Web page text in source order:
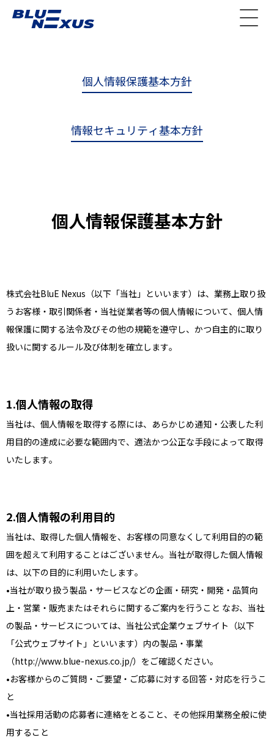
個人情報保護基本方針
情報セキュリティ基本方針
個人情報保護基本方針
株式会社BluE Nexus（以下「当社」といいます）は、業務上取り扱
うお客様・取引関係者・当社従業者等の個人情報について、個人情
報保護に関する法令及びその他の規範を遵守し、かつ自主的に取り
扱いに関するルール及び体制を確立します。
個人情報の取得
当社は、個人情報を取得する際には、あらかじめ通知・公表した利
用目的の達成に必要な範囲内で、適法かつ公正な手段によって取得
いたします。
個人情報の利用目的
当社は、取得した個人情報を、お客様の同意なくして利用目的の範
囲を超えて利用することはございません。当社が取得した個人情報
は、以下の目的に利用いたします。
当社が取り扱う製品・サービスなどの企画・研究・開発・品質向
上・営業・販売またはそれらに関するご案内を行うこと なお、当社
の製品・サービスについては、当社公式企業ウェブサイト（以下
「公式ウェブサイト」といいます）内の製品・事業
（http://www.blue-nexus.co.jp/）をご確認ください。
お客様からのご質問・ご要望・ご応募に対する回答・対応を行うこ
と
当社採用活動の応募者に連絡をとること、その他採用業務全般に使
用すること